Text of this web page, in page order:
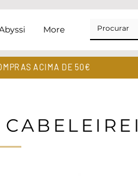
More
ACIMA DE 50€